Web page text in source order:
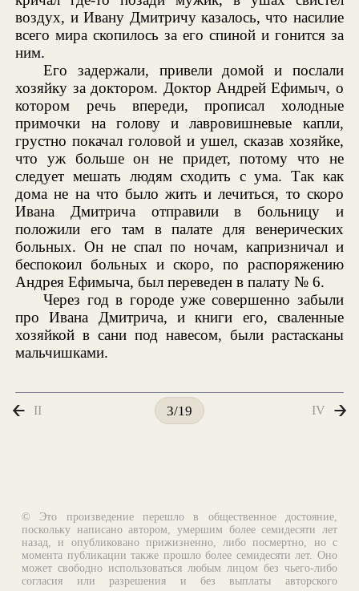
воздух, и Ивану Дмитричу казалось, что насилие
всего мира скопилось за его спиной и гонится за
ним.
Его задержали, привели домой и послали
хозяйку за доктором. Доктор Андрей Ефимыч, о
котором речь впереди, прописал холодные
примочки на голову и лавровишневые капли,
грустно покачал головой и ушел, сказав хозяйке,
что уж больше он не придет, потому что не
следует мешать людям сходить с ума. Так как
дома не на что было жить и лечиться, то скоро
Ивана Дмитрича отправили в больницу и
положили его там в палате для венерических
больных. Он не спал по ночам, капризничал и
беспокоил больных и скоро, по распоряжению
Андрея Ефимыча, был переведен в палату № 6.
Через год в городе уже совершенно забыли
про Ивана Дмитрича, и книги его, сваленные
хозяйкой в сани под навесом, были растасканы
мальчишками.
II 3/19 IV
© Это произведение перешло в общественное достояние,
поскольку написано автором, умершим более семидесяти лет
назад, и опубликовано прижизненно, либо посмертно, но с
момента публикации также прошло более семидесяти лет. Оно
может свободно использоваться любым лицом без чьего-либо
согласия или разрешения и без выплаты авторского